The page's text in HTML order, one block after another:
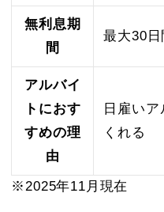
無利息期
間
最大30日
アルバイ
トにおす
すめの理
由
日雇い
くれる
※2025年11月現在